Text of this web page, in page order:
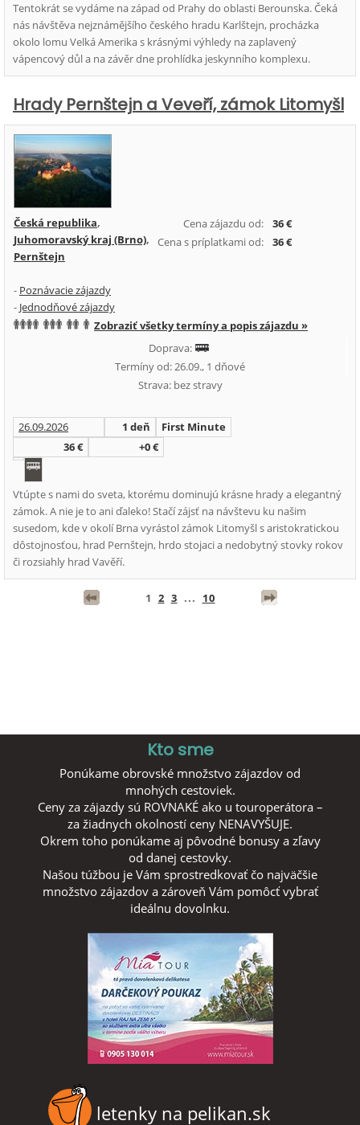
Tentokrát se vydáme na západ od Prahy do oblasti Berounska. Čeká
nás návštěva nejznámějšího českého hradu Karlštejn, procházka
okolo lomu Velká Amerika s krásnými výhledy na zaplavený
vápencový důl a na závěr dne prohlídka jeskynního komplexu.
Hrady Pernštejn a Veveří, zámok Litomyšl
Cena zájazdu od:
36 €
Cena s príplatkami od:
36 €
Česká republika,
Juhomoravský kraj (Brno),
Pernštejn
- Poznávacie zájazdy
- Jednodňové zájazdy
Zobraziť všetky termíny a popis zájazdu »
Doprava:
Termíny od: 26.09., 1 dňové
Strava: bez stravy
26.09.2026 1 deň
First Minute
36 €
+0 €
Vtúpte s nami do sveta, ktorému dominujú krásne hrady a elegantný
zámok. A nie je to ani ďaleko! Stačí zájsť na návštevu ku našim
susedom, kde v okolí Brna vyrástol zámok Litomyšl s aristokratickou
dôstojnosťou, hrad Pernštejn, hrdo stojaci a nedobytný stovky rokov
či rozsiahly hrad Vavěří.
1 2 3 ... 10
Kto sme
Ponúkame obrovské množstvo zájazdov od
mnohých cestoviek.
Ceny za zájazdy sú ROVNAKÉ ako u touroperátora –
za žiadnych okolností ceny NENAVYŠUJE.
Okrem toho ponúkame aj pôvodné bonusy a zľavy
od danej cestovky.
Našou túžbou je Vám sprostredkovať čo najväčšie
množstvo zájazdov a zároveň Vám pomôcť vybrať
ideálnu dovolnku.
letenky na pelikan.sk